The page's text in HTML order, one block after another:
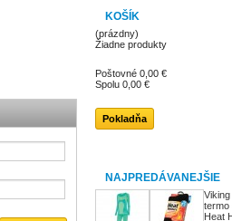
KOŠÍK
(prázdny)
Žiadne produkty
Poštovné 0,00 €
Spolu 0,00 €
Pokladňa
NAJPREDÁVANEJŠIE
termo
Heat